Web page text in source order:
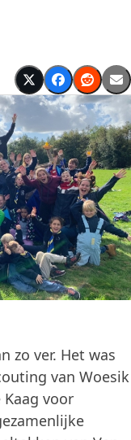
zo ver. Het was
van Woesik
voor